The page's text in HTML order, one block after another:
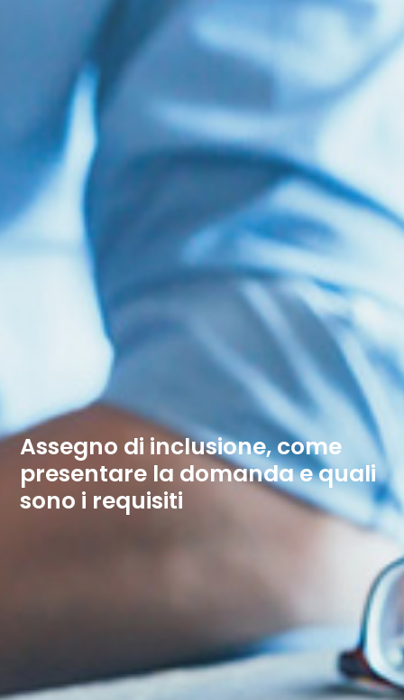
Assegno di inclusione, come
presentare la domanda e quali
sono i requisiti